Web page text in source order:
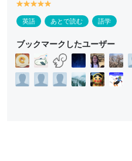
y
e
ll
w
y
e
ll
o
w
y
e
ll
w
y
e
ll
w
e
ll
w
英語 あとで読む 語学
ブックマークしたユーザー